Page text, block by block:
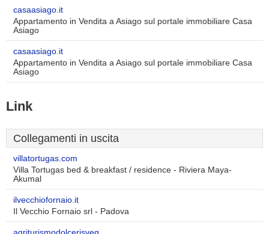
casaasiago.it
Appartamento in Vendita a Asiago sul portale immobiliare Casa
Asiago
casaasiago.it
Appartamento in Vendita a Asiago sul portale immobiliare Casa
Asiago
Link
Collegamenti in uscita
villatortugas.com
Villa Tortugas bed & breakfast / residence - Riviera Maya-
Akumal
ilvecchiofornaio.it
Il Vecchio Fornaio srl - Padova